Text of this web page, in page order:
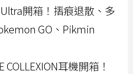
開箱！摺痕退散、多
GO、Pikmin
耳機開箱！